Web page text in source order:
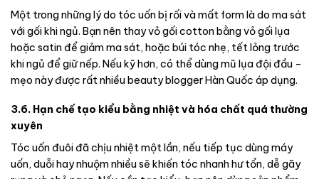
Một trong những lý do tóc uốn bị rối và mất form là do ma sát
với gối khi ngủ. Bạn nên thay vỏ gối cotton bằng vỏ gối lụa
hoặc satin để giảm ma sát, hoặc búi tóc nhẹ, tết lỏng trước
khi ngủ để giữ nếp. Nếu kỹ hơn, có thể dùng mũ lụa đội đầu –
mẹo này được rất nhiều beauty blogger Hàn Quốc áp dụng.
3.6. Hạn chế tạo kiểu bằng nhiệt và hóa chất quá thường
xuyên
Tóc uốn đuôi đã chịu nhiệt một lần, nếu tiếp tục dùng máy
uốn, duỗi hay nhuộm nhiều sẽ khiến tóc nhanh hư tổn, dễ gãy